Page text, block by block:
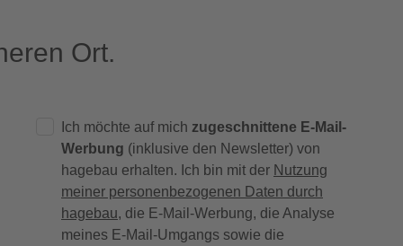
Ort.
Ich möchte auf mich zugeschnittene E-Mail-
Werbung (inklusive den Newsletter) von
hagebau erhalten. Ich bin mit der Nutzung
meiner personenbezogenen Daten durch
hagebau, die E-Mail-Werbung, die Analyse
meines E-Mail-Umgangs sowie die